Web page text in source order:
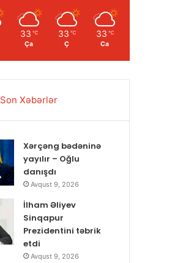
33 ℃
Ça
33 ℃
Ç
33 ℃
Ca
Son Xəbərlər
Xərçəng bədəninə
yayılır – Oğlu
danışdı
Avqust 9, 2026
İlham Əliyev
Sinqapur
Prezidentini təbrik
etdi
Avqust 9, 2026